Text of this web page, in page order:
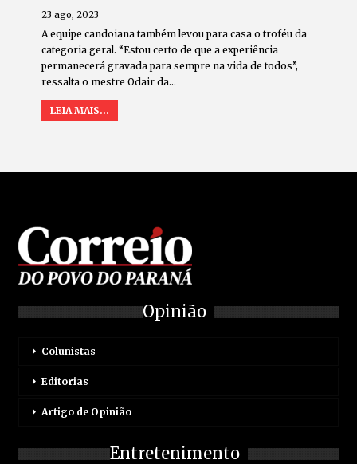
23 ago, 2023
A equipe candoiana também levou para casa o troféu da
categoria geral. “Estou certo de que a experiência
permanecerá gravada para sempre na vida de todos”,
ressalta o mestre Odair da…
LEIA MAIS...
Opinião
Colunistas
Editorias
Artigo de Opinião
Entretenimento